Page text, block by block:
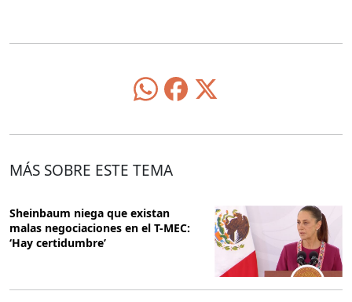
MÁS SOBRE ESTE TEMA
Sheinbaum niega que existan
malas negociaciones en el T-MEC:
‘Hay certidumbre’